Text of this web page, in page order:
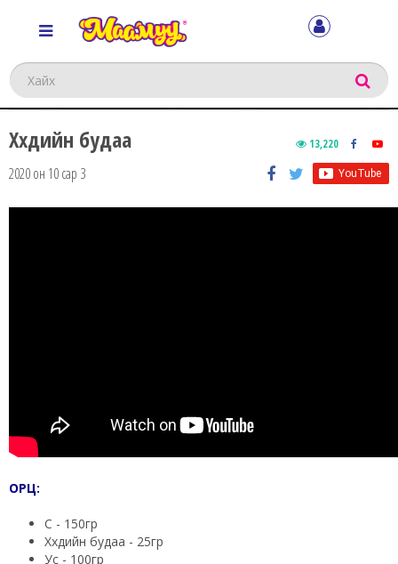
Хайх
Хүүхдийн будаа 13,220
2020 он 10 сар 3
ОРЦ:
Сүү - 150гр
Хүүхдийн будаа - 25гр
Ус - 100гр